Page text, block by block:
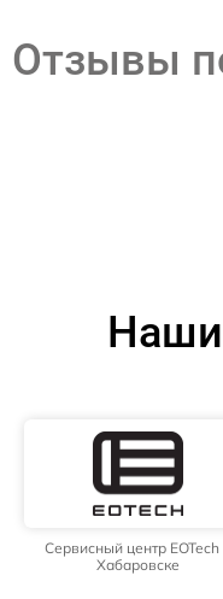
Отзывы
Сервисный центр EOTech
Хабаровске